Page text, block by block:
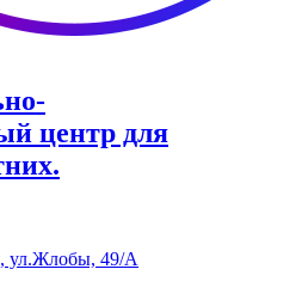
центр для
ул.Жлобы, 49/А